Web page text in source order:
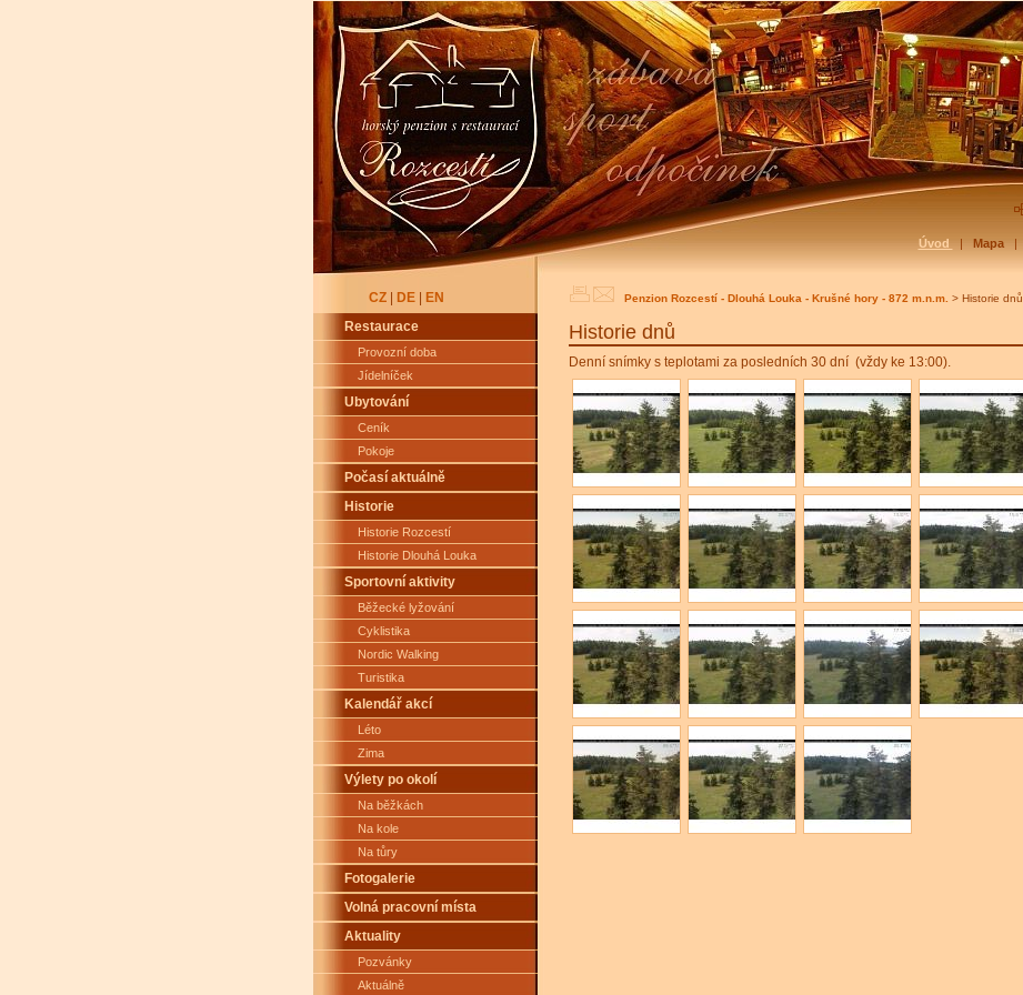
CZ| DE| EN
Úvod | Mapa |
Penzion Rozcestí - Dlouhá Louka - Krušné hory - 872 m.n.m. > Historie dnů
Historie dnů
Denní snímky s teplotami za posledních 30 dní (vždy ke 13:00).
Restaurace
Provozní doba
Jídelníček
Ubytování
Ceník
Pokoje
Počasí aktuálně
Historie
Historie Rozcestí
Historie Dlouhá Louka
Sportovní aktivity
Běžecké lyžování
Cyklistika
Nordic Walking
Turistika
Kalendář akcí
Léto
Zima
Výlety po okolí
Na běžkách
Na kole
Na tůry
Fotogalerie
Volná pracovní místa
Aktuality
Pozvánky
Aktuálně